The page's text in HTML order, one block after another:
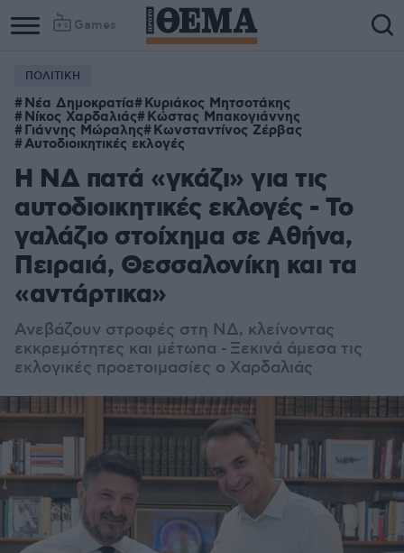
Games
ΠΟΛΙΤΙΚΗ
Νέα Δημοκρατία Κυριάκος Μητσοτάκης
Νίκος Χαρδαλιάς Κώστας Μπακογιάννης
Γιάννης Μώραλης Κωνσταντίνος Ζέρβας
Αυτοδιοικητικές εκλογές
Η ΝΔ πατά «γκάζι» για τις
αυτοδιοικητικές εκλογές - To
γαλάζιο στοίχημα σε Αθήνα,
Πειραιά, Θεσσαλονίκη και τα
«αντάρτικα»
Ανεβάζουν στροφές στη ΝΔ, κλείνοντας
εκκρεμότητες και μέτωπα - Ξεκινά άμεσα τις
εκλογικές προετοιμασίες ο Χαρδαλιάς